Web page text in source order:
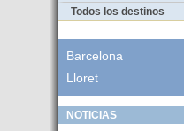
Todos los destinos
Barcelona
Lloret
NOTICIAS